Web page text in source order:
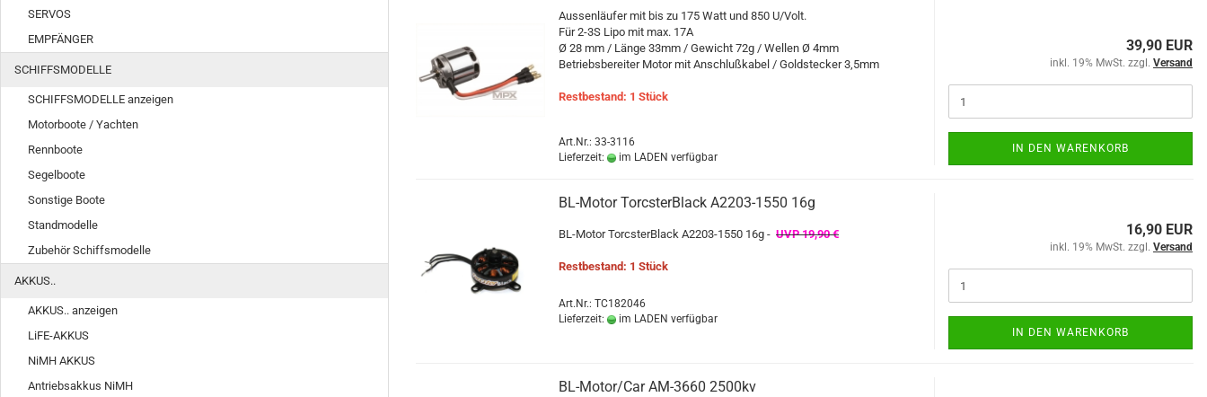
Aussenläufer mit bis zu 175 Watt und 850 U/Volt.
Für 2-3S Lipo mit max. 17A
Ø 28 mm / Länge 33mm / Gewicht 72g / Wellen Ø 4mm
Betriebsbereiter Motor mit Anschlußkabel / Goldstecker 3,5mm
Restbestand: 1 Stück
Art.Nr.: 33-3116
Lieferzeit:
im LADEN verfügbar
39,90 EUR
inkl. 19% MwSt. zzgl. Versand
IN DEN WARENKORB
BL-Motor TorcsterBlack A2203-1550 16g
BL-Motor TorcsterBlack A2203-1550 16g - UVP 19,90 €
Restbestand: 1 Stück
Art.Nr.: TC182046
Lieferzeit:
im LADEN verfügbar
16,90 EUR
inkl. 19% MwSt. zzgl. Versand
IN DEN WARENKORB
BL-Motor/Car AM-3660 2500kv
SERVOS
EMPFÄNGER
SCHIFFSMODELLE
SCHIFFSMODELLE anzeigen
Motorboote / Yachten
Rennboote
Segelboote
Sonstige Boote
Standmodelle
Zubehör Schiffsmodelle
AKKUS..
AKKUS.. anzeigen
LiFE-AKKUS
NiMH AKKUS
Antriebsakkus NiMH